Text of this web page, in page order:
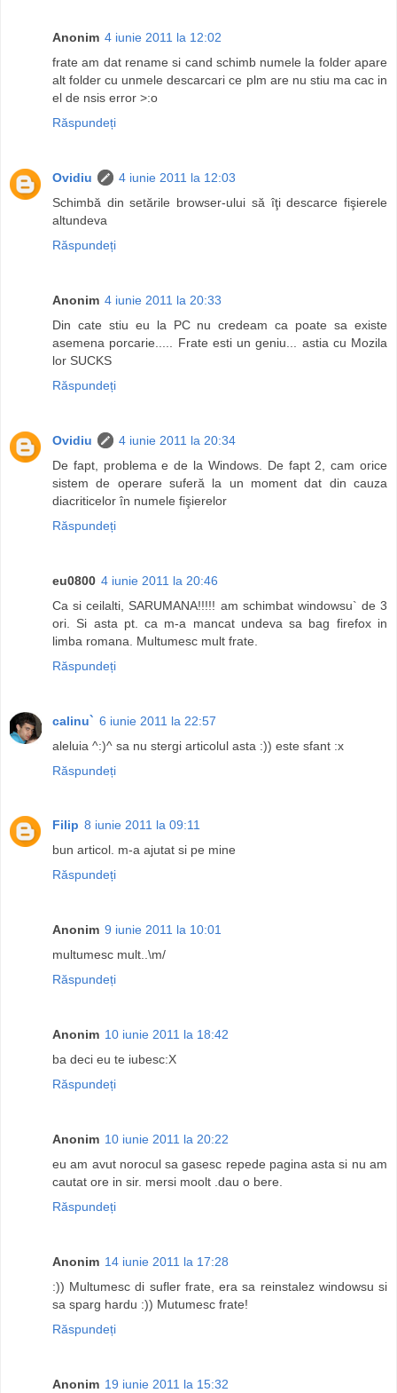
Anonim 4 iunie 2011 la 12:02
frate am dat rename si cand schimb numele la folder apare
alt folder cu unmele descarcari ce plm are nu stiu ma cac in
el de nsis error >:o
Răspundeți
Ovidiu
4 iunie 2011 la 12:03
Schimbă din setările browser-ului să îţi descarce fişierele
altundeva
Răspundeți
Anonim 4 iunie 2011 la 20:33
Din cate stiu eu la PC nu credeam ca poate sa existe
asemena porcarie..... Frate esti un geniu... astia cu Mozila
lor SUCKS
Răspundeți
Ovidiu
4 iunie 2011 la 20:34
De fapt, problema e de la Windows. De fapt 2, cam orice
sistem de operare suferă la un moment dat din cauza
diacriticelor în numele fişierelor
Răspundeți
eu0800 4 iunie 2011 la 20:46
Ca si ceilalti, SARUMANA!!!!! am schimbat windowsu` de 3
ori. Si asta pt. ca m-a mancat undeva sa bag firefox in
limba romana. Multumesc mult frate.
Răspundeți
calinu` 6 iunie 2011 la 22:57
aleluia ^:)^ sa nu stergi articolul asta :)) este sfant :x
Răspundeți
Filip 8 iunie 2011 la 09:11
bun articol. m-a ajutat si pe mine
Răspundeți
Anonim 9 iunie 2011 la 10:01
multumesc mult..\m/
Răspundeți
Anonim 10 iunie 2011 la 18:42
ba deci eu te iubesc:X
Răspundeți
Anonim 10 iunie 2011 la 20:22
eu am avut norocul sa gasesc repede pagina asta si nu am
cautat ore in sir. mersi moolt .dau o bere.
Răspundeți
Anonim 14 iunie 2011 la 17:28
:)) Multumesc di sufler frate, era sa reinstalez windowsu si
sa sparg hardu :)) Mutumesc frate!
Răspundeți
Anonim 19 iunie 2011 la 15:32